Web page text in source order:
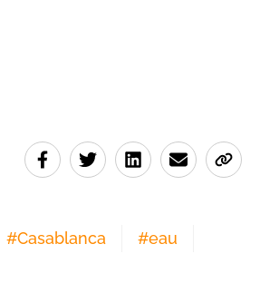
#Casablanca #eau